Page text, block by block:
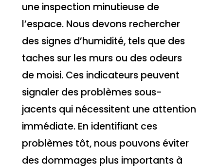
une inspection minutieuse de
l’espace. Nous devons rechercher
des signes d’humidité, tels que des
taches sur les murs ou des odeurs
de moisi. Ces indicateurs peuvent
signaler des problèmes sous-
jacents qui nécessitent une attention
immédiate. En identifiant ces
problèmes tôt, nous pouvons éviter
des dommages plus importants à